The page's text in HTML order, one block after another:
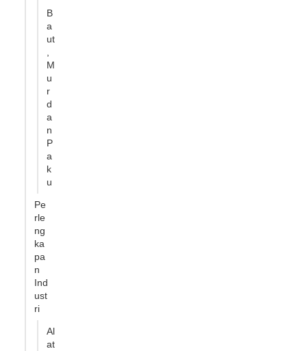
B
a
ut
M
u
r
d
a
n
P
a
k
u
Pe
rle
ng
ka
pa
n
Ind
ust
ri
Al
at